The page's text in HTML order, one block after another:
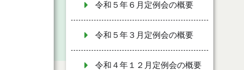
令和５年６月定例会の概要
令和５年３月定例会の概要
令和４年１２月定例会の概要